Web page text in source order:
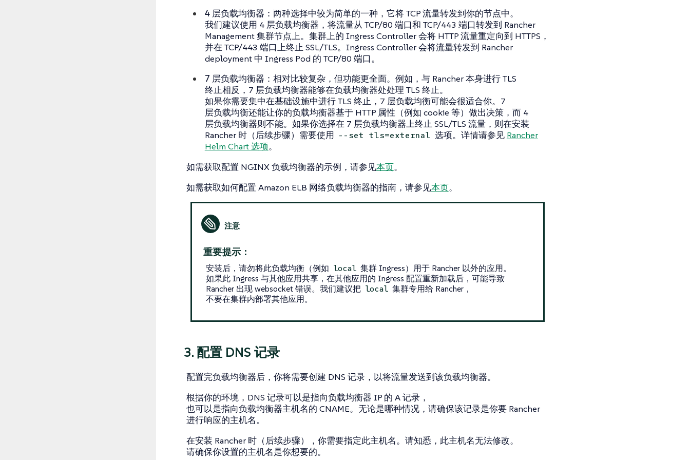
4 层负载均衡器 ：两种选择中较为简单的一种，它将 TCP 流量转发到你的节点中。
我们建议使用 4 层负载均衡器，将流量从 TCP/80 端口和 TCP/443 端口转发到 Rancher
Management 集群节点上。集群上的 Ingress Controller 会将 HTTP 流量重定向到 HTTPS，
并在 TCP/443 端口上终止 SSL/TLS。Ingress Controller 会将流量转发到 Rancher
deployment 中 Ingress Pod 的 TCP/80 端口。
7 层负载均衡器 ：相对比较复杂，但功能更全面。例如，与 Rancher 本身进行 TLS
终止相反，7 层负载均衡器能够在负载均衡器处处理 TLS 终止。
如果你需要集中在基础设施中进行 TLS 终止，7 层负载均衡可能会很适合你。7
层负载均衡还能让你的负载均衡器基于 HTTP 属性（例如 cookie 等）做出决策，而 4
层负载均衡器则不能。如果你选择在 7 层负载均衡器上终止 SSL/TLS 流量，则在安装
Rancher 时（后续步骤）需要使用 --set tls=external 选项。详情请参见 Rancher
Helm Chart 选项。
如需获取配置 NGINX 负载均衡器的示例，请参见本页。
如需获取如何配置 Amazon ELB 网络负载均衡器的指南，请参见本页。
重要提示：
安装后，请勿将此负载均衡（例如 local 集群 Ingress）用于 Rancher 以外的应用。
如果此 Ingress 与其他应用共享，在其他应用的 Ingress 配置重新加载后，可能导致
Rancher 出现 websocket 错误。我们建议把 local 集群专用给 Rancher，
不要在集群内部署其他应用。
3. 配置 DNS 记录
配置完负载均衡器后，你将需要创建 DNS 记录，以将流量发送到该负载均衡器。
根据你的环境，DNS 记录可以是指向负载均衡器 IP 的 A 记录，
也可以是指向负载均衡器主机名的 CNAME。无论是哪种情况，请确保该记录是你要 Rancher
进行响应的主机名。
在安装 Rancher 时（后续步骤），你需要指定此主机名。请知悉，此主机名无法修改。
请确保你设置的主机名是你想要的。